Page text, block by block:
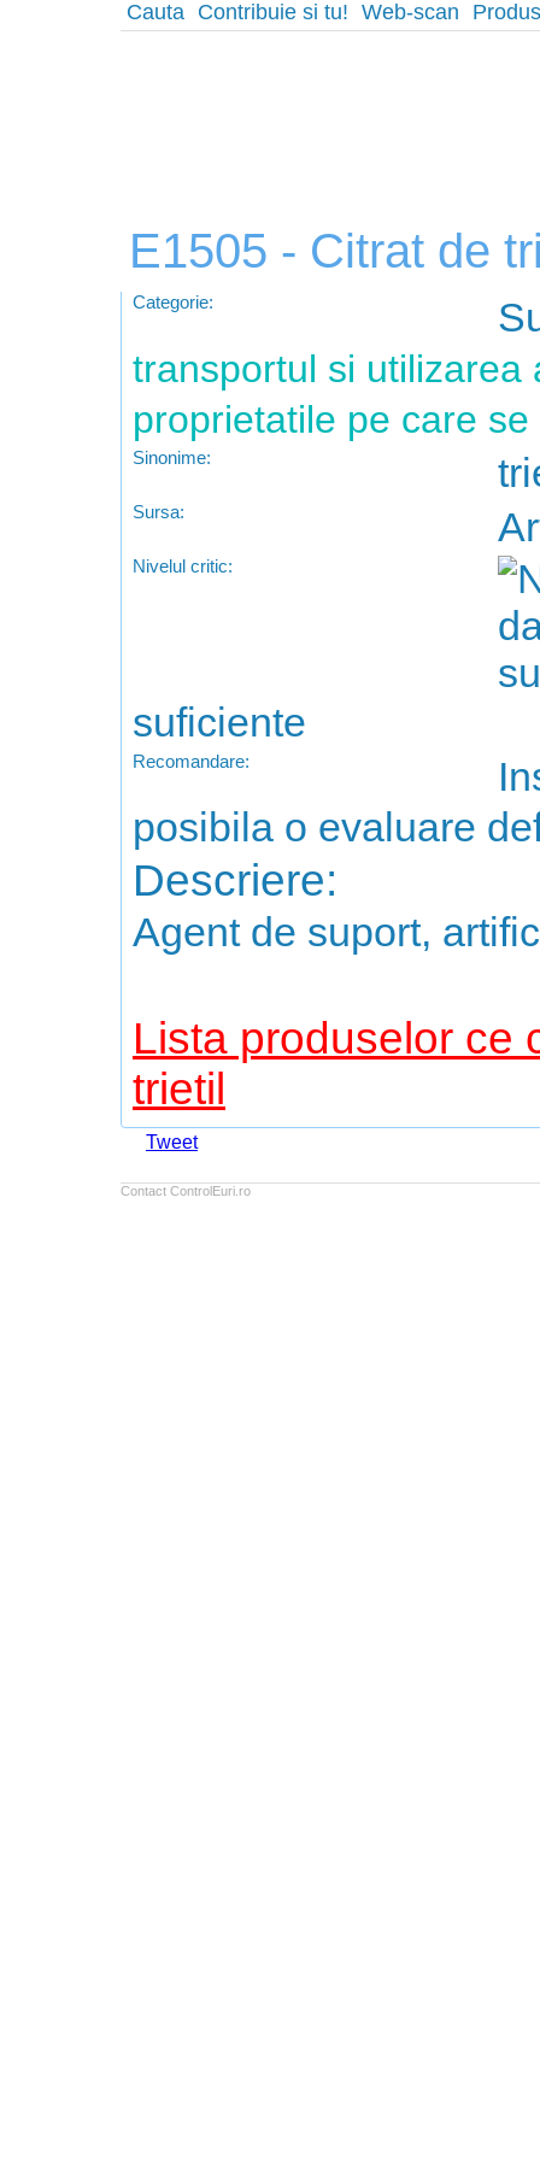
Cauta Contribuie si tu! Web-scan
E1505 - Citrat de
Categorie:
transportul si utilizarea
proprietatile pe care
Sinonime:
Sursa:
Nivelul critic:
suficiente
Recomandare:
posibila o evaluare
Descriere:
Agent de suport,
Lista produselor ce
trietil
Tweet
Contact ControlEuri.ro